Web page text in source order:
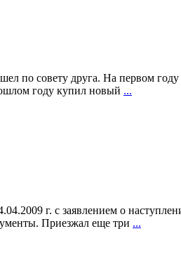
по совету друга. На первом
году купил новый ...
г. с заявлением о
Приезжал еще три ...